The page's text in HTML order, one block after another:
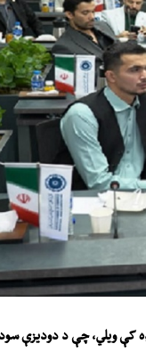
کې ویلي، چې د دودیزې